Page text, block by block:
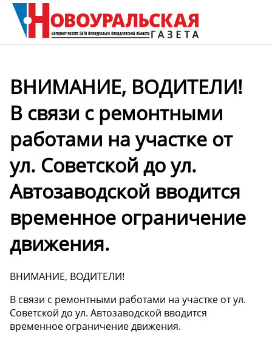
ВНИМАНИЕ, ВОДИТЕЛИ!
В связи с ремонтными
работами на участке от
ул. Советской до ул.
Автозаводской вводится
временное ограничение
движения.
ВНИМАНИЕ, ВОДИТЕЛИ!
В связи с ремонтными работами на участке от ул.
Советской до ул. Автозаводской вводится
временное ограничение движения.